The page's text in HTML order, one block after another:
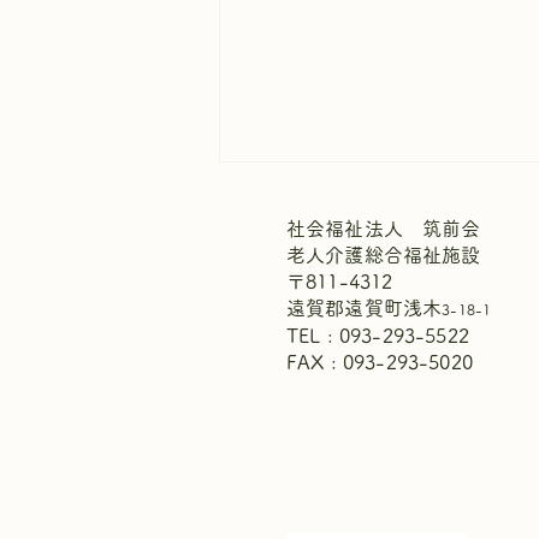
社会福祉法人 筑前会
老人介護総合福祉施設
〒811-4312
遠賀郡遠賀町浅木3-18-1
TEL : 093-293-5522
FAX : 093-293-5020